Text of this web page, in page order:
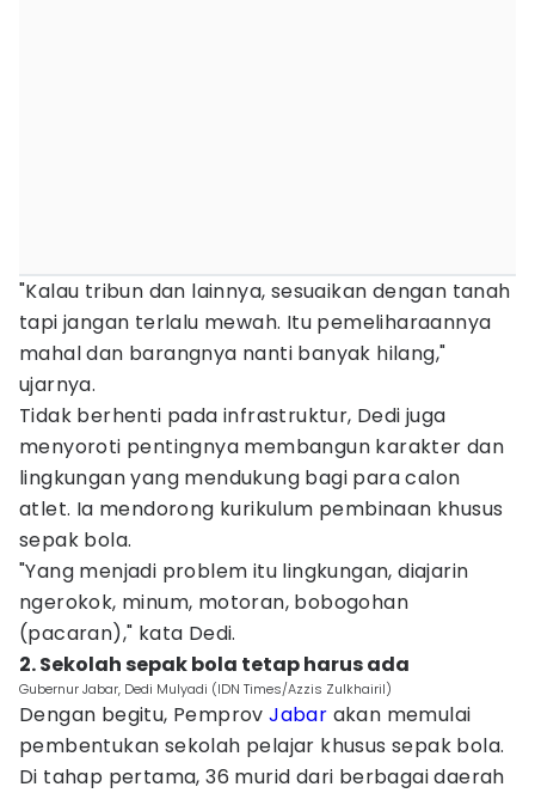
"Kalau tribun dan lainnya, sesuaikan dengan tanah
tapi jangan terlalu mewah. Itu pemeliharaannya
mahal dan barangnya nanti banyak hilang,"
ujarnya.
Tidak berhenti pada infrastruktur, Dedi juga
menyoroti pentingnya membangun karakter dan
lingkungan yang mendukung bagi para calon
atlet. Ia mendorong kurikulum pembinaan khusus
sepak bola.
"Yang menjadi problem itu lingkungan, diajarin
ngerokok, minum, motoran, bobogohan
(pacaran)," kata Dedi.
2. Sekolah sepak bola tetap harus ada
Gubernur Jabar, Dedi Mulyadi (IDN Times/Azzis Zulkhairil)
Dengan begitu, PemprovJabar akan memulai
pembentukan sekolah pelajar khusus sepak bola.
Di tahap pertama, 36 murid dari berbagai daerah